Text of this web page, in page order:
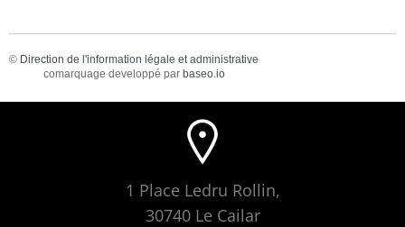
© Direction de l'information légale et administrative
comarquage developpé par baseo.io
1 Place Ledru Rollin,
30740 Le Cailar